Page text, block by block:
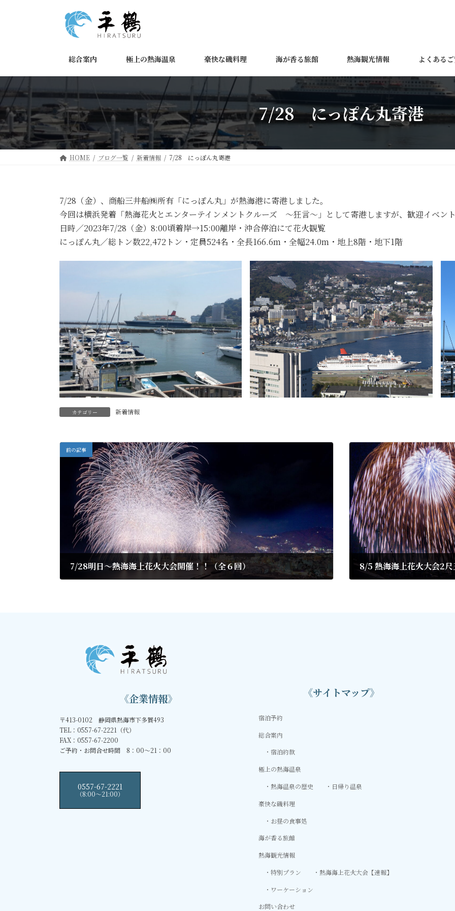
ス
キ
ッ
プ
ン
に
移
動
総合案内 極上の熱海温泉 豪快な磯料理 海が香る旅館 熱海観光情報 よくある
7/28 にっぽん丸寄港
HOME ブログ一覧 新着情報 7/28 にっぽん丸寄港
7/28（金）、商船三井船㈱所有「にっぽん丸」が熱海港に寄港しました。
今回は横浜発着「熱海花火とエンターテインメントクルーズ ～狂言～」として寄港しますが、歓迎イベン
日時／2023年7/28（金）8:00頃着岸→15:00離岸・沖合停泊にて花火観覧
にっぽん丸／総トン数22,472トン・定員524名・全長166.6m・全幅24.0m・地上8階・地下1階
カテゴリー 新着情報
前の記事
7/28明日～熱海海上花火大会開催！！（全６回） 8/5 熱海海上花火大会2
《企業情報》
〒413-0102 静岡県熱海市下多賀493
TEL：0557-67-2221（代）
FAX：0557-67-2200
ご予約・お問合せ時間 8：00～21：00
0557-67-2221
（8:00〜21:00）
《サイトマップ》
宿泊予約
総合案内
宿泊約款
極上の熱海温泉
熱海温泉の歴史
日帰り温泉
豪快な磯料理
お昼の食事処
海が香る旅館
熱海観光情報
特別プラン
熱海海上花火大会【速報】
ワーケーション
お問い合わせ